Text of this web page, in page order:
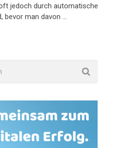
jedoch durch automatische
bevor man davon …